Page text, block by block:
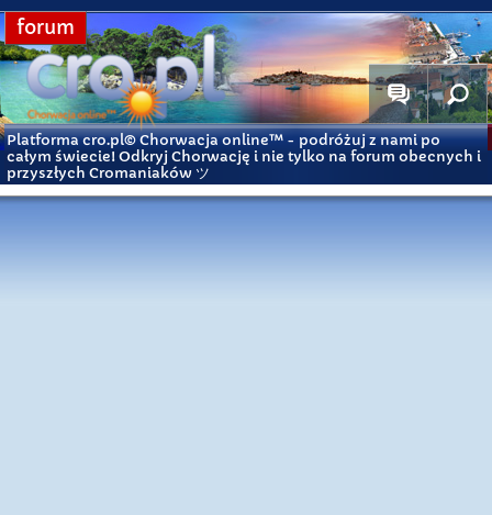
forum
Platforma cro.pl© Chorwacja online™ - podróżuj z nami po
całym świecie! Odkryj Chorwację i nie tylko na forum obecnych i
przyszłych Cromaniaków ツ